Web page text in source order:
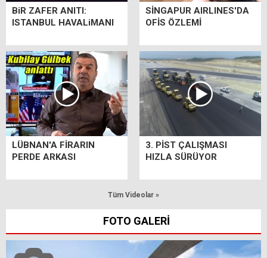
BiR ZAFER ANITI:
ISTANBUL HAVALiMANI
SİNGAPUR AIRLINES'DA
OFİS ÖZLEMİ
LÜBNAN'A FİRARIN
PERDE ARKASI
3. PİST ÇALIŞMASI
HIZLA SÜRÜYOR
Tüm Videolar »
FOTO GALERİ